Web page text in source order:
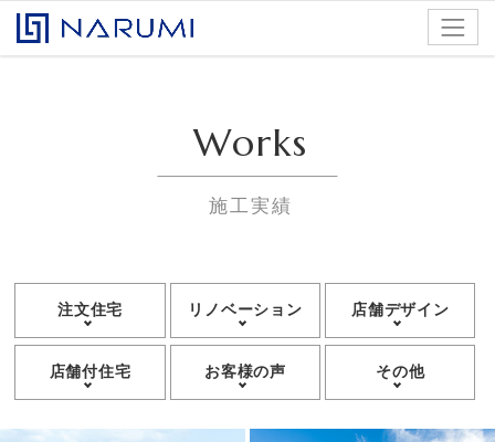
コンテンツへスキップ
株式会社ナルミアドバンス
Works
施工実績
注文住宅 リノベーション 店舗デザイン
店舗付住宅 お客様の声 その他